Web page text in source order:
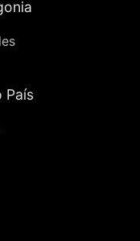
País